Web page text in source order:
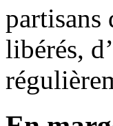
partisans
libérés,